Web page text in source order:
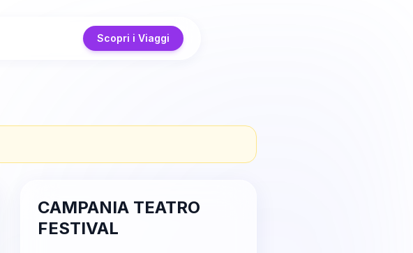
Scopri i Viaggi
CAMPANIA TEATRO
FESTIVAL